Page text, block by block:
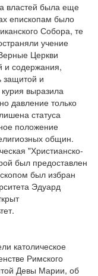
властей была еще
епископам было
Собора, те
учение
Церкви
и содержания,
защитой и
выразила
давление только
статуса
положение
общин.
"Христианско-
был предоставлен
был избран
Эдуард
католическое
Римского
Девы Марии, об